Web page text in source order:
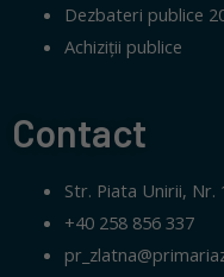
Dezbateri publice
Achiziții publice
Contact
Str. Piata Unirii, Nr.
+40 258 856 337